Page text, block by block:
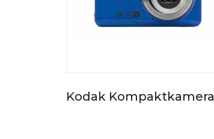
Kodak Kompaktkamera